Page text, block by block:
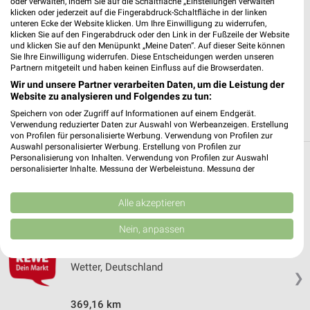
✔Folge deinem Lieblingshändler
✔Push-Benachrichtigungen bei neuen Prospekten
✔Einkaufsliste - Einkauf stressfrei planen
JETZT LADEN UND SPAREN!
Weitere REWE Geschäfte mit Angeboten in
und um Lahntal
5 Geschäfte und Orte
❯
Wetter, Deutschland
369,16 km
klicken oder jederzeit auf die Fingerabdruck-Schaltfläche in der linken
unteren Ecke der Website klicken. Um Ihre Einwilligung zu widerrufen,
klicken Sie auf den Fingerabdruck oder den Link in der Fußzeile der Website
und klicken Sie auf den Menüpunkt „Meine Daten“. Auf dieser Seite können
Sie Ihre Einwilligung widerrufen. Diese Entscheidungen werden unseren
Partnern mitgeteilt und haben keinen Einfluss auf die Browserdaten.
Wir und unsere Partner verarbeiten Daten, um die Leistung der
Website zu analysieren und Folgendes zu tun:
Speichern von oder Zugriff auf Informationen auf einem Endgerät.
Verwendung reduzierter Daten zur Auswahl von Werbeanzeigen. Erstellung
von Profilen für personalisierte Werbung. Verwendung von Profilen zur
Auswahl personalisierter Werbung. Erstellung von Profilen zur
Personalisierung von Inhalten. Verwendung von Profilen zur Auswahl
personalisierter Inhalte. Messung der Werbeleistung. Messung der
Kombinationen von Daten aus verschiedenen Quellen. Entwicklung und
Verbesserung der Angebote. Verwendung reduzierter Daten zur Auswahl
von Inhalten.
Daten können außerhalb der Europäischen Union weitergegeben und in die
Website/App.
Partnerliste anzeigen (1 IAB-Anbieter)
Wir nutzen Ihre Daten für folgende Zwecke:
Alle akzeptieren
Nein, anpassen